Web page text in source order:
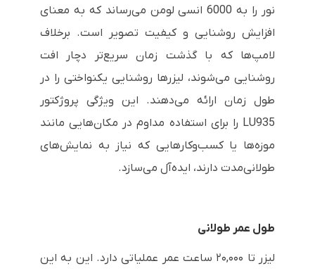
نور را به 6000 انسی لومن می‌رساند که به معنای
افزایش روشنایی و کیفیت تصویر است. برخلاف
لامپ‌ها که با گذشت زمان سریع‌تر دچار افت
روشنایی می‌شوند، لیزرها روشنایی یکنواختی را در
طول زمان ارائه می‌دهند. این ویژگی پروژکتور
LU935 را برای استفاده مداوم در مکان‌هایی مانند
موزه‌ها یا کسب‌وکارهایی که نیاز به نمایش‌های
طولانی‌مدت دارند، ایده‌آل می‌سازد.
طول عمر طولانی
لیزر تا ۲۰,۰۰۰ ساعت عمر عملیاتی دارد. این به این